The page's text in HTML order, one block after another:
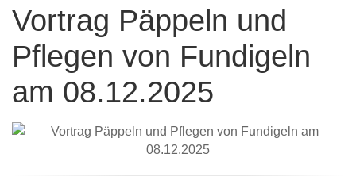
Vortrag Päppeln und
Pflegen von Fundigeln
am 08.12.2025